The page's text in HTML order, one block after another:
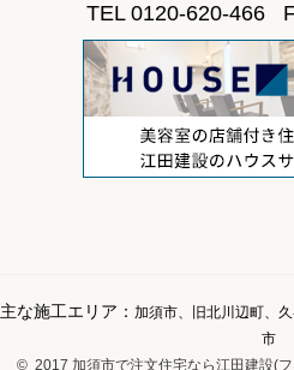
TEL 0120-620-466
主な施工エリア： 加須市、旧北川辺町、
市
© 2017 加須市で注文住宅なら江田建設(